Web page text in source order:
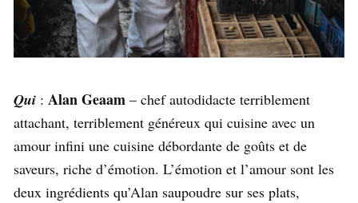
Qui : Alan Geaam – chef autodidacte terriblement
attachant, terriblement généreux qui cuisine avec un
amour infini une cuisine débordante de goûts et de
saveurs, riche d’émotion. L’émotion et l’amour sont les
deux ingrédients qu’Alan saupoudre sur ses plats,